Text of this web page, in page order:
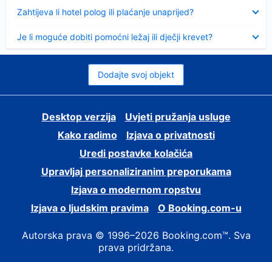
Zahtijeva li hotel polog ili plaćanje unaprijed?
Je li moguće dobiti pomoćni ležaj ili dječji krevet?
Dodajte svoj objekt
Desktop verzija
Uvjeti pružanja usluge
Kako radimo
Izjava o privatnosti
Uredi postavke kolačića
Upravljaj personaliziranim preporukama
Izjava o modernom ropstvu
Izjava o ljudskim pravima
O Booking.com-u
Autorska prava © 1996–2026 Booking.com™. Sva
prava pridržana.